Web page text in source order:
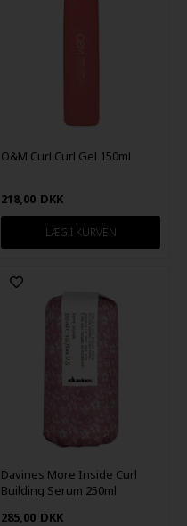
O&M Curl Curl Gel 150ml
218,00 DKK
Davines More Inside Curl
Building Serum 250ml
285,00 DKK